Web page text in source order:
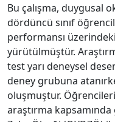
Bu çalışma, duygusal
dördüncü sınıf
performansı
yürütülmüştür.
test yarı deneysel
deney grubuna
oluşmuştur.
araştırma